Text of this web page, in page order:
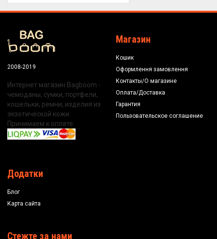
2008-2019
Интернет магазин Bagboom -
чемоданы, сумки, портфели,
кошельки, ремни, изделия из
экзотической кожи.
Принимаем к оплате:
Магазин
Кошик
Оформлення замовлення
Контакты/О магазине
Оплата/Доставка
Гарантия
Пользовательское соглашение
Додатки
Блог
Карта сайта
Стежте за нами